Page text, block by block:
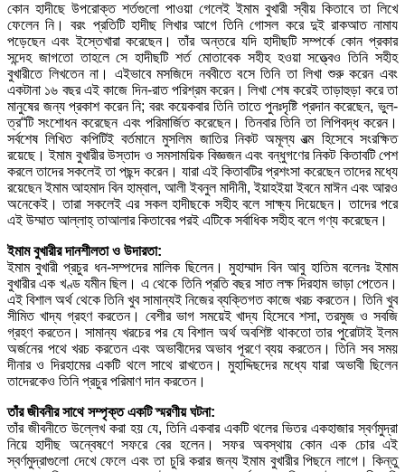
কোন হাদীছে উপরোক্ত শর্তগুলো পাওয়া গেলেই ইমাম বুখারী স্বীয় কিতাবে তা লিখে
ফেলেন নি। বরং প্রতিটি হাদীছ লিখার আগে তিনি গোসল করে দুই রাকআত নামায
পড়েছেন এবং ইস্তেখারা করেছেন। তাঁর অন্তরে যদি হাদীছটি সম্পর্কে কোন প্রকার
সন্দেহ জাগতো তাহলে সে হাদীছটি শর্ত মোতাবেক সহীহ হওয়া সত্ত্বেও তিনি সহীহ
বুখারীতে লিখতেন না। এইভাবে মসজিদে নববীতে বসে তিনি তা লিখা শুরু করেন এবং
একটানা ১৬ বছর এই কাজে দিন-রাত পরিশ্রম করেন। লিখা শেষ করেই তাড়াহুড়া করে তা
মানুষের জন্য প্রকাশ করেন নি; বরং কয়েকবার তিনি তাতে পুনঃদৃষ্টি প্রদান করেছেন, ভুল-
ত্র“টি সংশোধন করেছেন এবং পরিমার্জিত করেছেন। তিনবার তিনি তা লিপিবদ্ধ করেন।
সর্বশেষ লিখিত কপিটিই বর্তমানে মুসলিম জাতির নিকট অমূল্য রত্ম হিসেবে সংরক্ষিত
রয়েছে। ইমাম বুখারীর উস্তাদ ও সমসাময়িক বিজ্ঞজন এবং বন্ধুগণের নিকট কিতাবটি পেশ
করলে তাদের সকলেই তা পছন্দ করেন। যারা এই কিতাবটির প্রশংসা করেছেন তাদের মধ্যে
রয়েছেন ইমাম আহমাদ বিন হাম্বাল, আলী ইবনুল মাদীনী, ইয়াহইয়া ইবনে মাঈন এবং আরও
অনেকেই। তারা সকলেই এর সকল হাদীছকে সহীহ বলে সাক্ষ্য দিয়েছেন। তাদের পরে
এই উম্মাত আল্লাহ্ তাআলার কিতাবের পরই এটিকে সর্বাধিক সহীহ বলে গণ্য করেছেন।
ইমাম বুখারীর দানশীলতা ও উদারতা:
ইমাম বুখারী প্রচুর ধন-সম্পদের মালিক ছিলেন। মুহাম্মাদ বিন আবু হাতিম বলেনঃ ইমাম
বুখারীর এক খণ্ড যমীন ছিল। এ থেকে তিনি প্রতি বছর সাত লক্ষ দিরহাম ভাড়া পেতেন।
এই বিশাল অর্থ থেকে তিনি খুব সামান্যই নিজের ব্যক্তিগত কাজে খরচ করতেন। তিনি খুব
সীমিত খাদ্য গ্রহণ করতেন। বেশীর ভাগ সময়েই খাদ্য হিসেবে শসা, তরমুজ ও সবজি
গ্রহণ করতেন। সামান্য খরচের পর যে বিশাল অর্থ অবশিষ্ট থাকতো তার পুরোটাই ইলম
অর্জনের পথে খরচ করতেন এবং অভাবীদের অভাব পূরণে ব্যয় করতেন। তিনি সব সময়
দীনার ও দিরহামের একটি থলে সাথে রাখতেন। মুহাদ্দিছদের মধ্যে যারা অভাবী ছিলেন
তাদেরকেও তিনি প্রচুর পরিমাণ দান করতেন।
তাঁর জীবনীর সাথে সম্পৃক্ত একটি স্মরণীয় ঘটনা:
তাঁর জীবনীতে উল্লেখ করা হয় যে, তিনি একবার একটি থলের ভিতর একহাজার স্বর্ণমুদ্রা
নিয়ে হাদীছ অন্বেষণে সফরে বের হলেন। সফর অবস্থায় কোন এক চোর এই
স্বর্ণমুদ্রাগুলো দেখে ফেলে এবং তা চুরি করার জন্য ইমাম বুখারীর পিছনে লাগে। কিন্তু